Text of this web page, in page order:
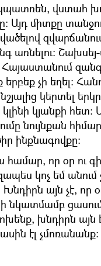
վստահ
Այդ միտքը
զվարճանում
առնելու։
Հայաստանում
չի եղել։
կերտել
կյանքի հետ։
նույնքան
ինքնագովքը։
համար, որ օր ու
կոչ եմ
Խնդիրն այն չէ, որ
նկատմամբ
խնդիրն այն
էլ չմոռանանք։